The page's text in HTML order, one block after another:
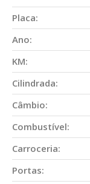
Placa:
Ano:
KM:
Cilindrada:
Câmbio:
Combustível:
Carroceria:
Portas: